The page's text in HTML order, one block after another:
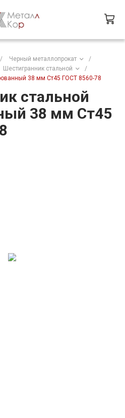
/ Черный металлопрокат
/
Шестигранник стальной
/
38 мм Ст45 ГОСТ 8560-78
стальной
38 мм Ст45